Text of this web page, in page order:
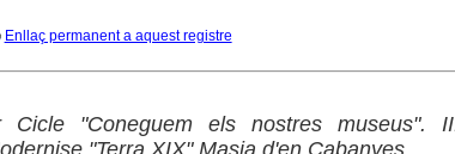
Enllaç permanent a aquest registre
Cicle "Coneguem els nostres museus".
"Terra XIX" Masia d'en Cabanyes